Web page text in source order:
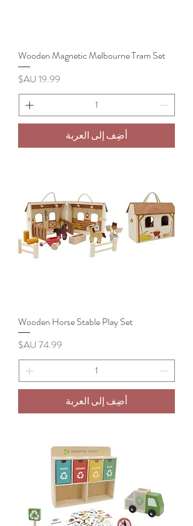
Wooden Magnetic Melbourne Tram Set
السعر
أضِف إلى العربة
Wooden Horse Stable Play Set
السعر
أضِف إلى العربة